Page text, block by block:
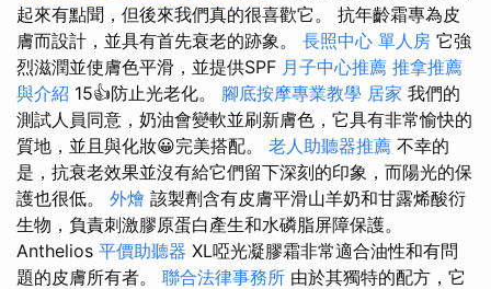
起來有點聞，但後來我們真的很喜歡它。 抗年齡霜專為皮
膚而設計，並具有首先衰老的跡象。 長照中心 單人房 它強
烈滋潤並使膚色平滑，並提供SPF 月子中心推薦 推拿推薦
與介紹 15👍防止光老化。 腳底按摩專業教學 居家 我們的
測試人員同意，奶油會變軟並刷新膚色，它具有非常愉快的
質地，並且與化妝😀完美搭配。 老人助聽器推薦 不幸的
是，抗衰老效果並沒有給它們留下深刻的印象，而陽光的保
護也很低。 外燴 該製劑含有皮膚平滑山羊奶和甘露烯酸衍
生物，負責刺激膠原蛋白產生和水磷脂屏障保護。
Anthelios 平價助聽器 XL啞光凝膠霜非常適合油性和有問
題的皮膚所有者。 聯合法律事務所 由於其獨特的配方，它